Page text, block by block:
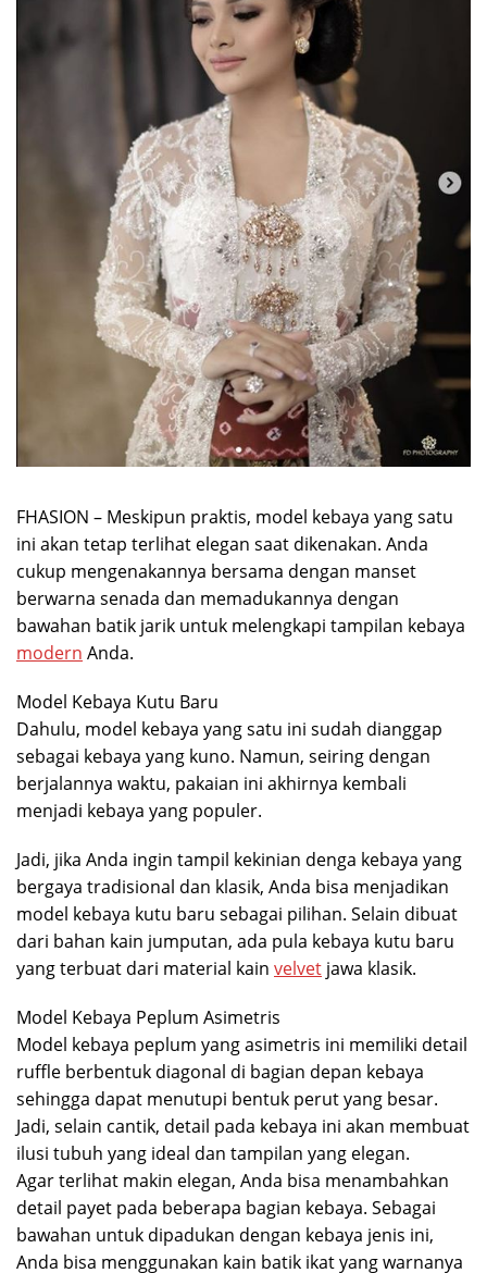
FHASION – Meskipun praktis, model kebaya yang satu
ini akan tetap terlihat elegan saat dikenakan. Anda
cukup mengenakannya bersama dengan manset
berwarna senada dan memadukannya dengan
bawahan batik jarik untuk melengkapi tampilan kebaya
modern Anda.
Model Kebaya Kutu Baru
Dahulu, model kebaya yang satu ini sudah dianggap
sebagai kebaya yang kuno. Namun, seiring dengan
berjalannya waktu, pakaian ini akhirnya kembali
menjadi kebaya yang populer.
Jadi, jika Anda ingin tampil kekinian denga kebaya yang
bergaya tradisional dan klasik, Anda bisa menjadikan
model kebaya kutu baru sebagai pilihan. Selain dibuat
dari bahan kain jumputan, ada pula kebaya kutu baru
yang terbuat dari material kain velvet jawa klasik.
Model Kebaya Peplum Asimetris
Model kebaya peplum yang asimetris ini memiliki detail
ruffle berbentuk diagonal di bagian depan kebaya
sehingga dapat menutupi bentuk perut yang besar.
Jadi, selain cantik, detail pada kebaya ini akan membuat
ilusi tubuh yang ideal dan tampilan yang elegan.
Agar terlihat makin elegan, Anda bisa menambahkan
detail payet pada beberapa bagian kebaya. Sebagai
bawahan untuk dipadukan dengan kebaya jenis ini,
Anda bisa menggunakan kain batik ikat yang warnanya